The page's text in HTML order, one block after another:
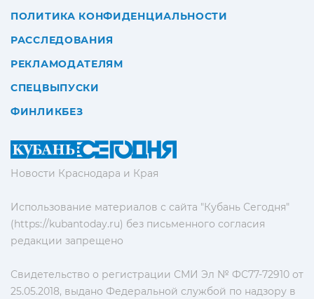
Новости Краснодара и Края
Использование материалов с сайта "Кубань Сегодня"
(https://kubantoday.ru) без письменного согласия
редакции запрещено
Свидетельство о регистрации СМИ Эл № ФС77-72910 от
25.05.2018, выдано Федеральной службой по надзору в
ПОЛИТИКА КОНФИДЕНЦИАЛЬНОСТИ
РАССЛЕДОВАНИЯ
РЕКЛАМОДАТЕЛЯМ
СПЕЦВЫПУСКИ
ФИНЛИКБЕЗ